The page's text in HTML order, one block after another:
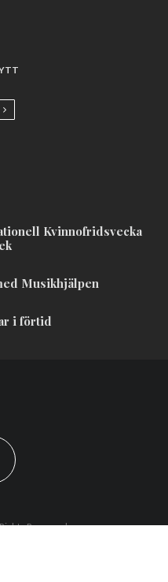
Kvinnofridsvecka
Musikhjälpen
i förtid
Reserved.